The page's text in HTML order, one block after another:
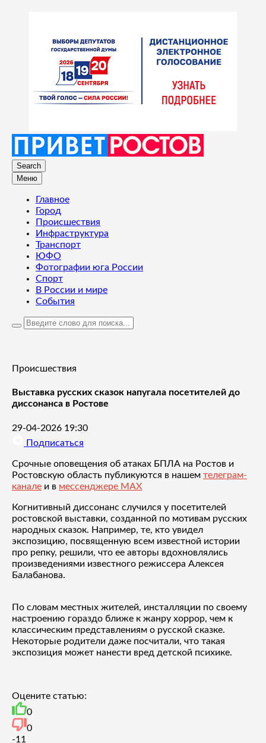
Search
Меню
Главное
Город
Происшествия
Инфраструктура
Транспорт
ЮФО
Фотографии юга России
Спорт
В России и мире
События
Происшествия
Выставка русских сказок напугала посетителей до
диссонанса в Ростове
29-04-2026 19:30
Подписаться
Срочные оповещения об атаках БПЛА на Ростов и
Ростовскую область публикуются в нашем телеграм-
канале и в мессенджере MAX
Когнитивный диссонанс случился у посетителей
ростовской выставки, созданной по мотивам русских
народных сказок. Например, те, кто увидел
экспозицию, посвященную всем известной истории
про репку, решили, что ее авторы вдохновлялись
произведениями известного режиссера Алексея
Балабанова.
По словам местных жителей, инсталляции по своему
настроению гораздо ближе к жанру хоррор, чем к
классическим представлениям о русской сказке.
Некоторые родители даже посчитали, что такая
экспозиция может нанести вред детской психике.
Оцените статью:
0
0
-1 1